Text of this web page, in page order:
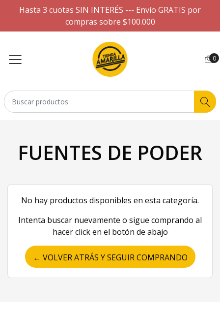
Hasta 3 cuotas SIN INTERÉS --- Envío GRATIS por
compras sobre $100.000
0
FUENTES DE PODER
No hay productos disponibles en esta categoría.
Intenta buscar nuevamente o sigue comprando al
hacer click en el botón de abajo
← VOLVER ATRÁS Y SEGUIR COMPRANDO